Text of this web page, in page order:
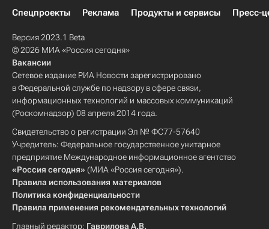
Спецпроекты
Реклама Продукты и сервисы Пресс-
Версия 2023.1 Beta
© 2026 МИА «Россия сегодня»
Вакансии
Сетевое издание РИА Новости зарегистрировано
в Федеральной службе по надзору в сфере связи,
информационных технологий и массовых коммуникаций
(Роскомнадзор) 08 апреля 2014 года.
Свидетельство о регистрации Эл № ФС77-57640
Учредитель: Федеральное государственное унитарное
предприятие Международное информационное агентство
«Россия сегодня» (МИА «Россия сегодня»).
Правила использования материалов
Политика конфиденциальности
Правила применения рекомендательных технологий
Главный редактор: Гаврилова А.В.